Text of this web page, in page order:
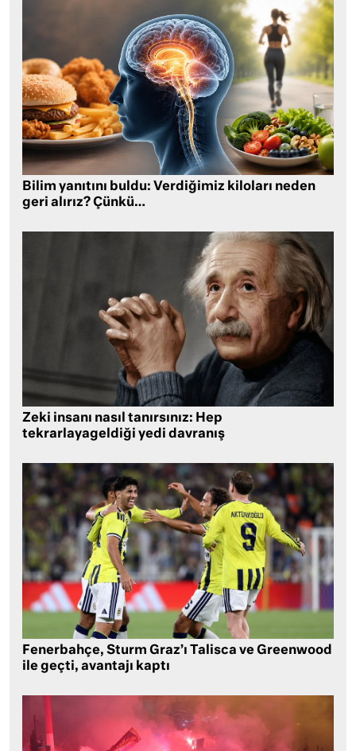
Bilim yanıtını buldu: Verdiğimiz kiloları neden
geri alırız? Çünkü…
Zeki insanı nasıl tanırsınız: Hep
tekrarlayageldiği yedi davranış
Fenerbahçe, Sturm Graz’ı Talisca ve Greenwood
ile geçti, avantajı kaptı